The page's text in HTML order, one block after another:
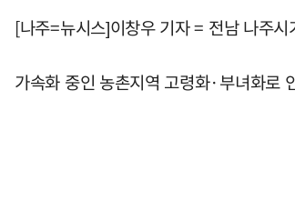
[나주=뉴시스]이창우 기자 = 전남 나주
가속화 중인 농촌지역 고령화·부녀화로